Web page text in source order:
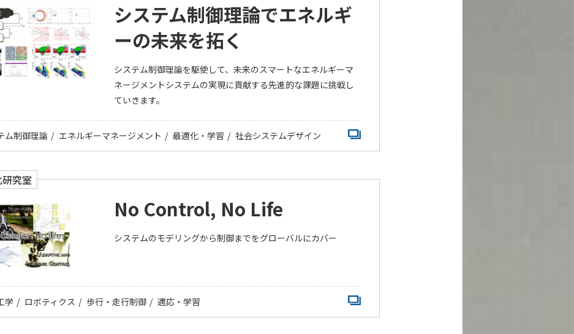
システム制御理論でエネルギ
ーの未来を拓く
システム制御理論を駆使して、未来のスマートなエネルギーマ
ネージメントシステムの実現に貢献する先進的な課題に挑戦し
ていきます。
ム制御理論 エネルギーマネージメント 最適化・学習 社会システムデザイン
究室
No Control, No Life
システムのモデリングから制御までをグローバルにカバー
学 ロボティクス 歩行・走行制御 適応・学習